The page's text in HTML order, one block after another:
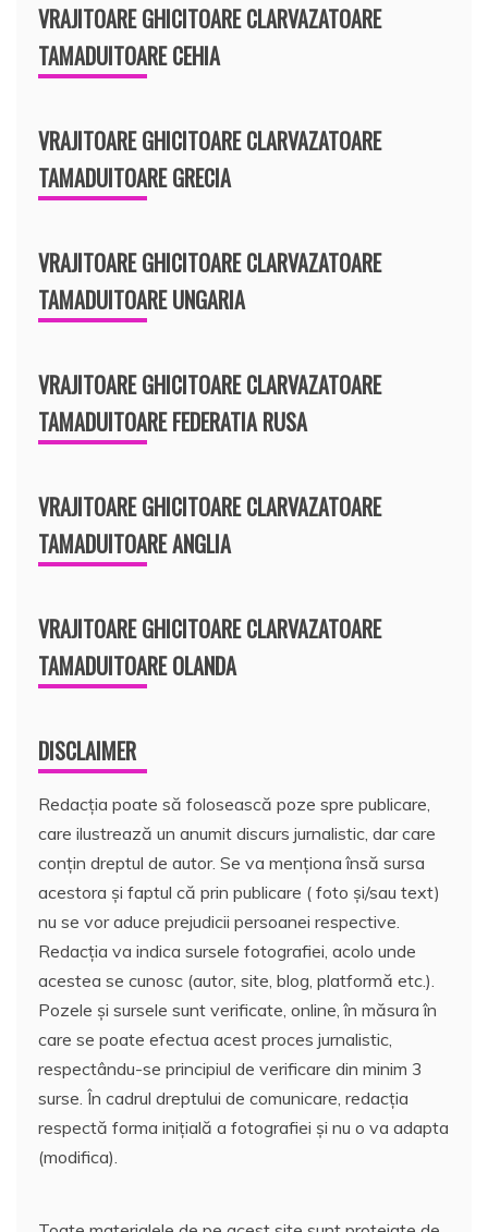
VRAJITOARE GHICITOARE CLARVAZATOARE
TAMADUITOARE CEHIA
VRAJITOARE GHICITOARE CLARVAZATOARE
TAMADUITOARE GRECIA
VRAJITOARE GHICITOARE CLARVAZATOARE
TAMADUITOARE UNGARIA
VRAJITOARE GHICITOARE CLARVAZATOARE
TAMADUITOARE FEDERATIA RUSA
VRAJITOARE GHICITOARE CLARVAZATOARE
TAMADUITOARE ANGLIA
VRAJITOARE GHICITOARE CLARVAZATOARE
TAMADUITOARE OLANDA
DISCLAIMER
Redacția poate să folosească poze spre publicare,
care ilustrează un anumit discurs jurnalistic, dar care
conțin dreptul de autor. Se va menționa însă sursa
acestora și faptul că prin publicare ( foto și/sau text)
nu se vor aduce prejudicii persoanei respective.
Redacția va indica sursele fotografiei, acolo unde
acestea se cunosc (autor, site, blog, platformă etc.).
Pozele și sursele sunt verificate, online, în măsura în
care se poate efectua acest proces jurnalistic,
respectându-se principiul de verificare din minim 3
surse. În cadrul dreptului de comunicare, redacția
respectă forma inițială a fotografiei și nu o va adapta
(modifica).